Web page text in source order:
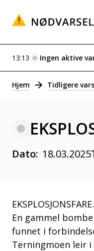
Varsler
13:13 Ingen aktive
Hjem Tidligere
Dato: 18.03.2025
EKSPLOSJONSFARE.
En gammel
funnet i
Terningmoen leir i